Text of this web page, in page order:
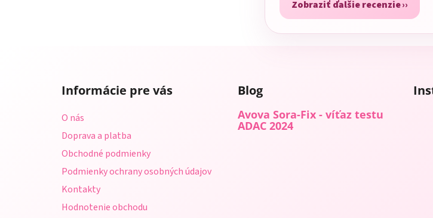
Zobraziť ďalšie recenzie
Informácie pre vás
O nás
Doprava a platba
Obchodné podmienky
Podmienky ochrany osobných údajov
Kontakty
Hodnotenie obchodu
Blog
Avova Sora-Fix - víťaz testu
ADAC 2024